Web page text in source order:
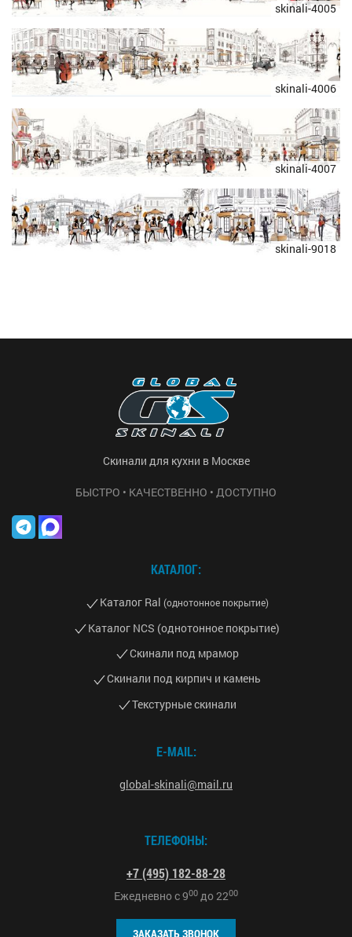
skinali-4005
skinali-4006
skinali-4007
skinali-9018
Скинали для кухни в Москве
БЫСТРО • КАЧЕСТВЕННО • ДОСТУПНО
КАТАЛОГ:
Каталог Ral (однотонное покрытие)
Каталог NCS (однотонное покрытие)
Скинали под мрамор
Скинали под кирпич и камень
Текстурные скинали
E-MAIL:
global-skinali@mail.ru
ТЕЛЕФОНЫ:
+7 (495) 182-88-28
Ежедневно с900 до2200
ЗАКАЗАТЬ ЗВОНОК